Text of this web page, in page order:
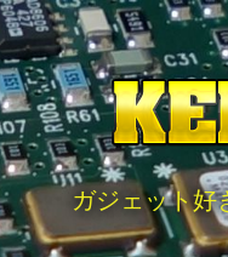
ガジェット好